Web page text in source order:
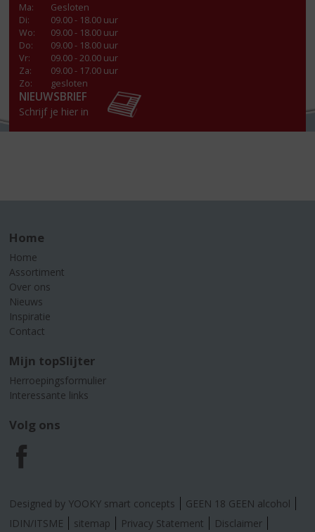
Ma:
Gesloten
Di:
09.00 - 18.00 uur
Wo:
09.00 - 18.00 uur
Do:
09.00 - 18.00 uur
Vr:
09.00 - 20.00 uur
Za:
09.00 - 17.00 uur
Zo:
gesloten
NIEUWSBRIEF
Schrijf je hier in
Home
Home
Assortiment
Over ons
Nieuws
Inspiratie
Contact
Mijn topSlijter
Herroepingsformulier
Interessante links
Volg ons
F
a
Designed by YOOKY smart concepts
GEEN 18 GEEN alcohol
IDIN/ITSME
sitemap Privacy Statement Disclaimer